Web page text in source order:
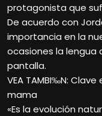
protagonista que
De acuerdo con
importancia en la
ocasiones la lengua
pantalla.
VEA TAMBI‰N:
mama
«Es la evolución